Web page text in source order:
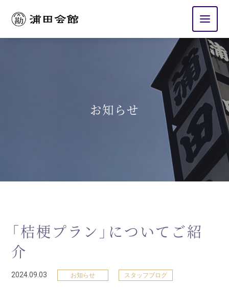
お知らせ
「桔梗プラン」についてご紹
介
2024.09.03 お知らせ スタッフブログ